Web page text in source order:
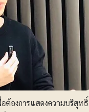
ต้องการแสดงความบริสุทธิ์